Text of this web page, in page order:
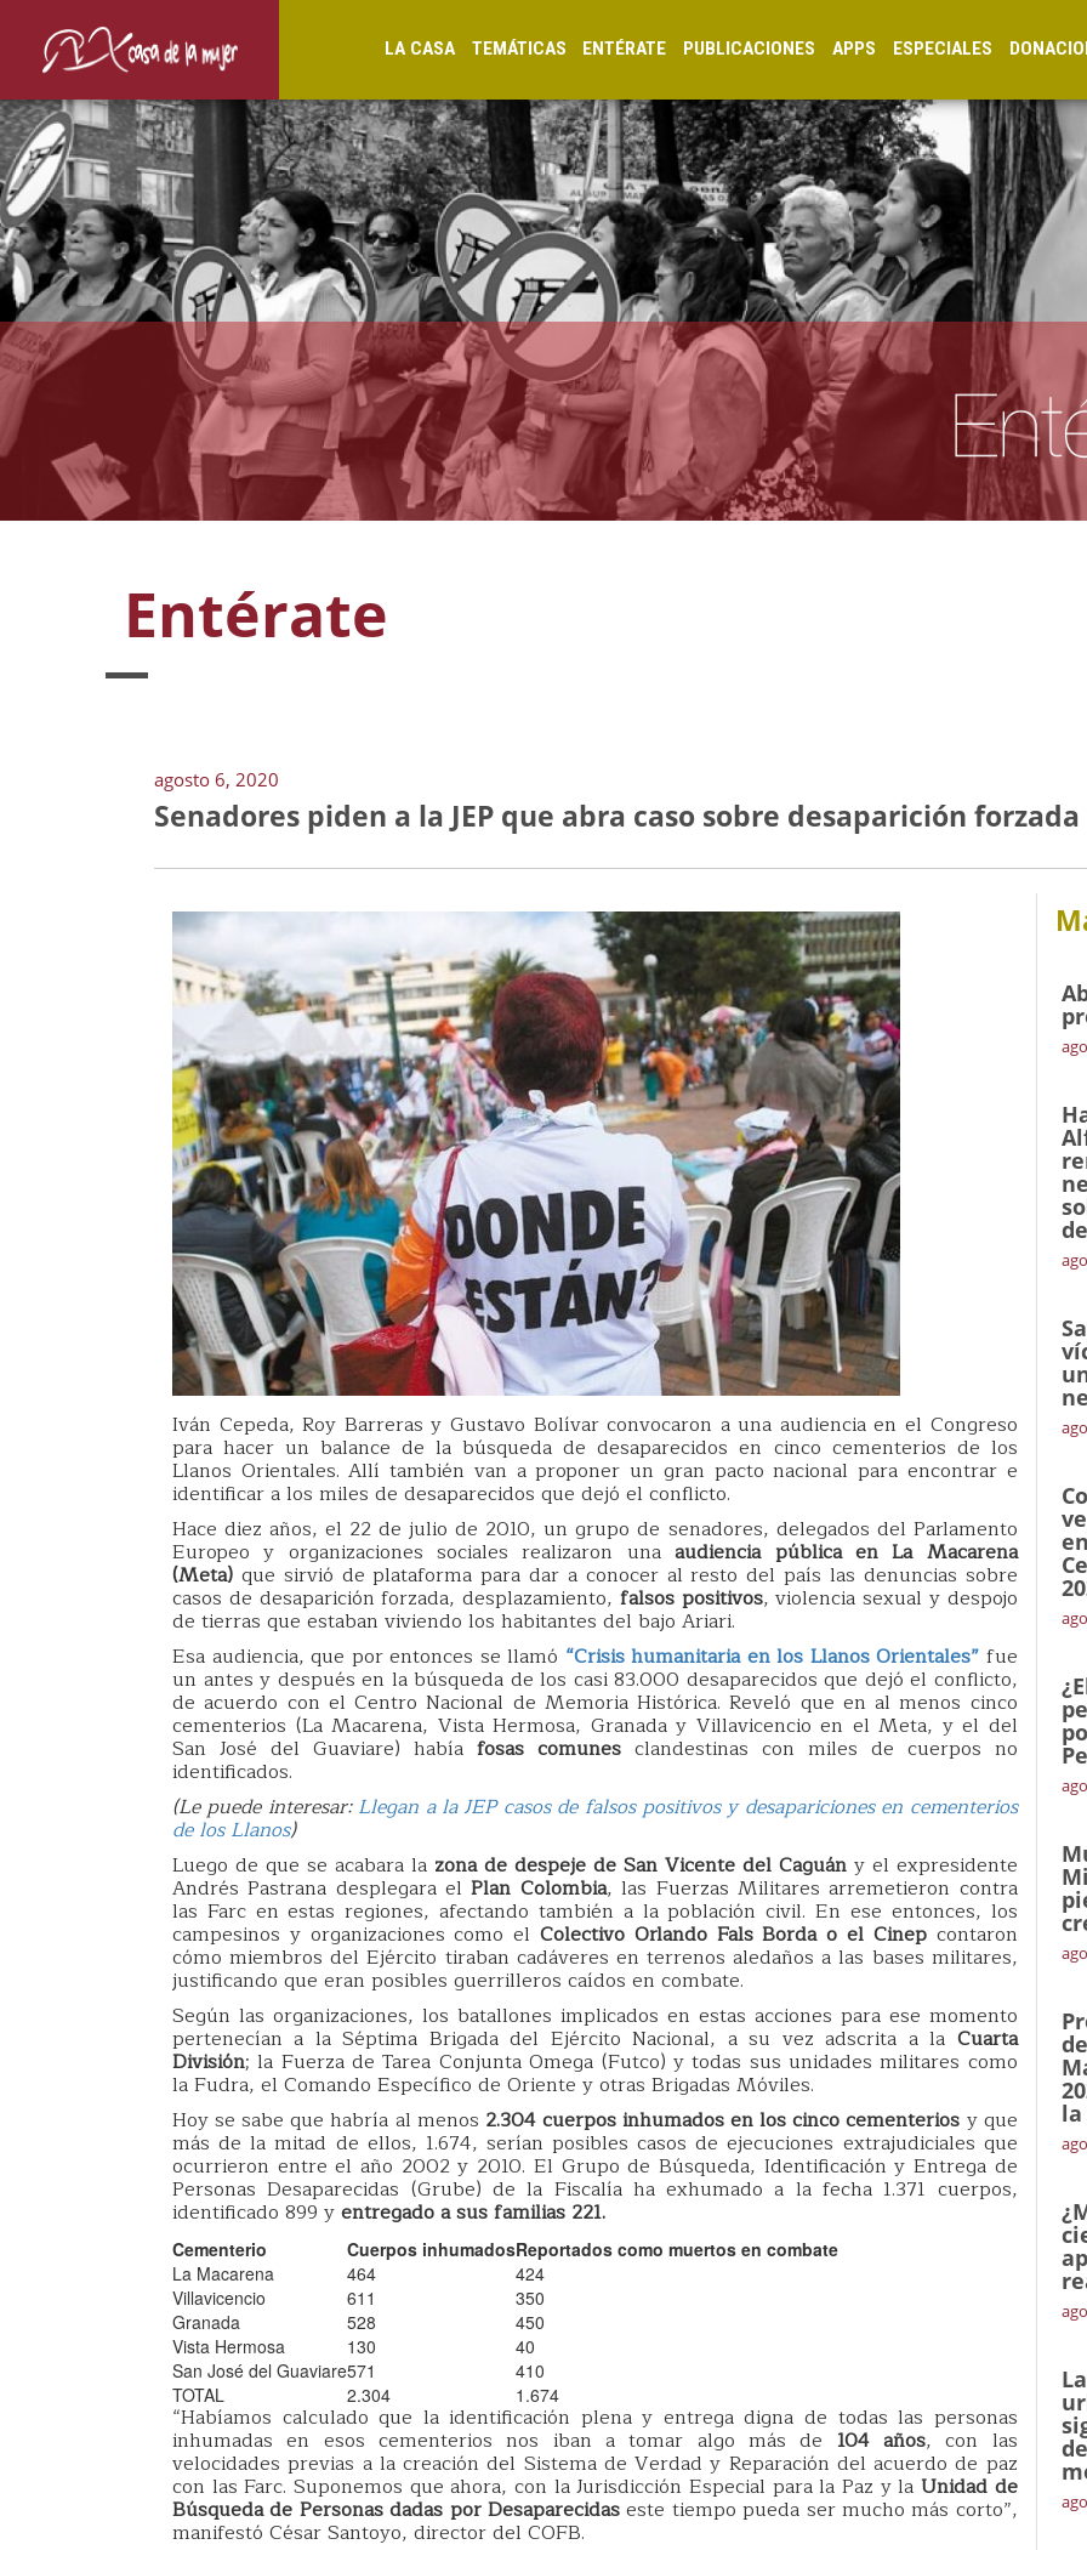
LA CASA TEMÁTICAS ENTÉRATE PUBLICACIONES APPS ESPECIALES
Entérate
agosto 6, 2020
Senadores piden a la JEP que abra caso sobre desaparición forzada
Iván Cepeda, Roy Barreras y Gustavo Bolívar convocaron a una audiencia en el Congreso
para hacer un balance de la búsqueda de desaparecidos en cinco cementerios de los
Llanos Orientales. Allí también van a proponer un gran pacto nacional para encontrar e
identificar a los miles de desaparecidos que dejó el conflicto.
Hace diez años, el 22 de julio de 2010, un grupo de senadores, delegados del Parlamento
Europeo y organizaciones sociales realizaron unaaudiencia pública en La Macarena
(Meta) que sirvió de plataforma para dar a conocer al resto del país las denuncias sobre
casos de desaparición forzada, desplazamiento, falsos positivos, violencia sexual y despojo
de tierras que estaban viviendo los habitantes del bajo Ariari.
Esa audiencia, que por entonces se llamó “Crisis humanitaria en los Llanos Orientales” fue
un antes y después en la búsqueda de los casi 83.000 desaparecidos que dejó el conflicto,
de acuerdo con el Centro Nacional de Memoria Histórica. Reveló que en al menos cinco
cementerios (La Macarena, Vista Hermosa, Granada y Villavicencio en el Meta, y el del
San José del Guaviare) había fosas comunes clandestinas con miles de cuerpos no
identificados.
(Le puede interesar:Llegan a la JEP casos de falsos positivos y desapariciones en cementerios
de los Llanos)
Luego de que se acabara la zona de despeje de San Vicente del Caguány el expresidente
Andrés Pastrana desplegara elPlan Colombia, las Fuerzas Militares arremetieron contra
las Farc en estas regiones, afectando también a la población civil. En ese entonces, los
campesinos y organizaciones como elColectivo Orlando Fals Borda o el Cinepcontaron
cómo miembros del Ejército tiraban cadáveres en terrenos aledaños a las bases militares,
justificando que eran posibles guerrilleros caídos en combate.
Según las organizaciones, los batallones implicados en estas acciones para ese momento
pertenecían a la Séptima Brigada del Ejército Nacional, a su vez adscrita a la Cuarta
División; la Fuerza de Tarea Conjunta Omega (Futco) y todas sus unidades militares como
la Fudra, el Comando Específico de Oriente y otras Brigadas Móviles.
Hoy se sabe que habría al menos 2.304 cuerpos inhumados en los cinco cementerios y que
más de la mitad de ellos, 1.674, serían posibles casos de ejecuciones extrajudiciales que
ocurrieron entre el año 2002 y 2010. El Grupo de Búsqueda, Identificación y Entrega de
Personas Desaparecidas (Grube) de la Fiscalía ha exhumado a la fecha 1.371 cuerpos,
identificado 899 yentregado a sus familias 221.
Cementerio Cuerpos inhumadosReportados como muertos en combate
La Macarena
464
424
Villavicencio
611
350
Granada
528
450
Vista Hermosa
130
40
San José del Guaviare571
410
TOTAL
2.304 1.674
“Habíamos calculado que la identificación plena y entrega digna de todas las personas
inhumadas en esos cementerios nos iban a tomar algo más de 104 años, con las
velocidades previas a la creación del Sistema de Verdad y Reparación del acuerdo de paz
con las Farc. Suponemos que ahora, con la Jurisdicción Especial para la Paz y la Unidad de
Búsqueda de Personas dadas por Desaparecidaseste tiempo pueda ser mucho más corto”,
manifestó César Santoyo, director del COFB.
la